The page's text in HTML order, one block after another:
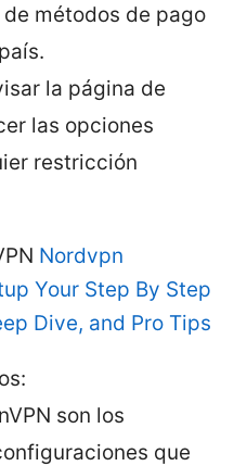
métodos de pago
la página de
las opciones
restricción
Nordvpn
Your Step By Step
Dive, and Pro Tips
son los
que